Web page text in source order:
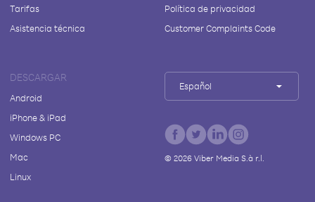
Tarifas
Asistencia técnica
Política de privacidad
Customer Complaints Code
DESCARGAR
Android
iPhone & iPad
Windows PC
Mac
Linux
Español
© 2026Viber Media S.à r.l.